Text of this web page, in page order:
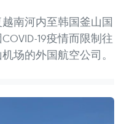
南河内至韩国釜山国
19疫情而限制往
场的外国航空公司。